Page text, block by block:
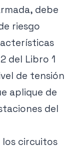
debe
riesgo
del Libro 1
de tensión
aplique de
del
circuitos